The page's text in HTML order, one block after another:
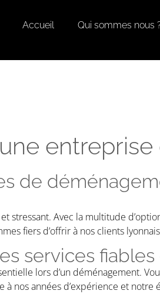
Accueil Qui sommes nous
de
stressant. Avec la multitude
fiers d’offrir à nos clients
services
lors d’un déménagement.
à nos années d’expérience et notre